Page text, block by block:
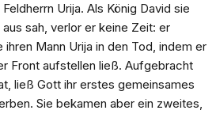
Urija. Als König David sie
sah, verlor er keine Zeit: er
Mann Urija in den Tod, indem er
Front aufstellen ließ. Aufgebracht
ließ Gott ihr erstes gemeinsames
Sie bekamen aber ein zweites,